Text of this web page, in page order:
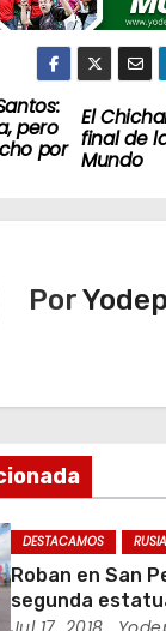
El
final de
Mundo
pero
por
Por
DESTACAMOS
Roban en San
segunda
del Mundial 2018